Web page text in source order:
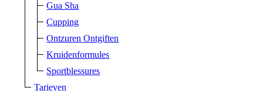
Gua Sha
Cupping
Ontzuren Ontgiften
Kruidenformules
Sportblessures
Tarieven